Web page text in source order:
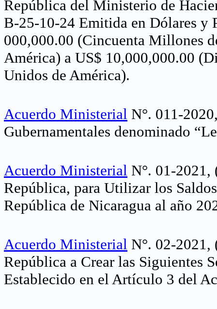
República del Ministerio de
B-25-10-24 Emitida en Dólares y
000,000.00 (Cincuenta Millones
América) a US$ 10,000,000.00
Unidos de América).
Acuerdo Ministerial N°. 011-
Gubernamentales denominado
Acuerdo Ministerial N°. 01-2021,
República, para Utilizar los
República de Nicaragua al año
Acuerdo Ministerial N°. 02-2021,
República a Crear las Siguientes
Establecido en el Artículo 3 del